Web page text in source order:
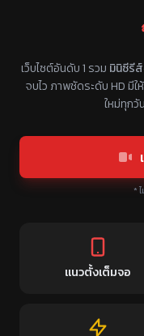
แหล่งรวมซีรี่ย์จีนแนว
เว็บไซต์อันดับ 1 รวม มินิซีรี
จบไว ภาพชัดระดับ HD มีใ
ใหม่ทุกวั
*
แนวตั้งเต็มจอ